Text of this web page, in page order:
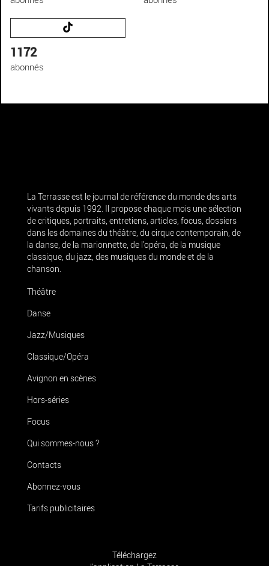
1172
abonnés
La Terrasse est le journal de référence du monde des arts
vivants depuis 1992. Il propose chaque mois une sélection
de critiques, portraits, entretiens, articles, focus, dossiers
dans les domaines du théâtre, du cirque contemporain, de
la danse, de la marionnette, de l’opéra, de la musique
classique, du jazz, des musiques du monde et de la
chanson.
Théâtre
Danse
Jazz/Musiques
Classique/Opéra
Avignon en scènes
Hors-séries
Focus
Qui sommes-nous ?
Contacts
Abonnez-vous
Tarifs publicitaires
Téléchargez